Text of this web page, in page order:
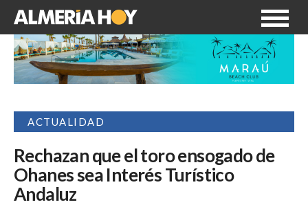
ACTUALIDAD
Rechazan que el toro ensogado de
Ohanes sea Interés Turístico
Andaluz